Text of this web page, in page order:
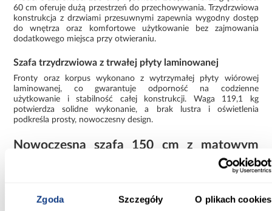
Zgoda Szczegóły O plikach cookies
60 cm oferuje dużą przestrzeń do przechowywania. Trzydrzwiowa
konstrukcja z drzwiami przesuwnymi zapewnia wygodny dostęp
do wnętrza oraz komfortowe użytkowanie bez zajmowania
dodatkowego miejsca przy otwieraniu.
Szafa trzydrzwiowa z trwałej płyty laminowanej
Fronty oraz korpus wykonano z wytrzymałej płyty wiórowej
laminowanej, co gwarantuje odporność na codzienne
użytkowanie i stabilność całej konstrukcji. Waga 119,1 kg
potwierdza solidne wykonanie, a brak lustra i oświetlenia
podkreśla prosty, nowoczesny design.
Nowoczesna szafa 150 cm z matowym
wykonanie sprawiają, że mebel dobrze komponuje się z